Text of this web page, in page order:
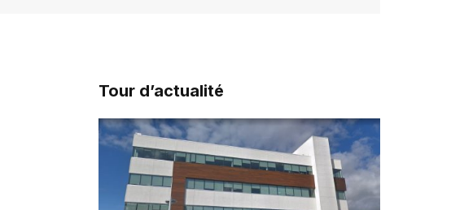
Tour d’actualité